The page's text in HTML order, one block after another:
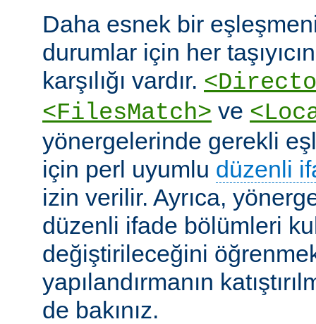
Daha esnek bir
durumlar için her
karşılığı vardır.
<FilesMatch> ve
yönergelerinde gerekli
için perl uyumlu düzenli
izin verilir. Ayrıca,
düzenli ifade bölümleri
değiştirileceğini
yapılandırmanın
de bakınız.